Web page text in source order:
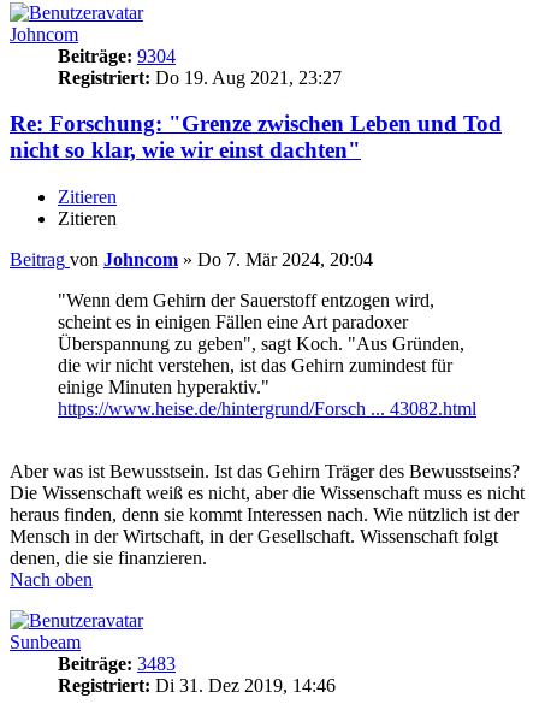
Johncom
Beiträge: 9304
Registriert: Do 19. Aug 2021, 23:27
Re: Forschung: "Grenze zwischen Leben und Tod
nicht so klar, wie wir einst dachten"​
Zitieren
Zitieren
Beitrag von Johncom » Do 7. Mär 2024, 20:04
"Wenn dem Gehirn der Sauerstoff entzogen wird,
scheint es in einigen Fällen eine Art paradoxer
Überspannung zu geben", sagt Koch. "Aus Gründen,
die wir nicht verstehen, ist das Gehirn zumindest für
einige Minuten hyperaktiv."
https://www.heise.de/hintergrund/Forsch ... 43082.html
Aber was ist Bewusstsein. Ist das Gehirn Träger des Bewusstseins?
Die Wissenschaft weiß es nicht, aber die Wissenschaft muss es nicht
heraus finden, denn sie kommt Interessen nach. Wie nützlich ist der
Mensch in der Wirtschaft, in der Gesellschaft. Wissenschaft folgt
denen, die sie finanzieren.
Nach oben
Sunbeam
Beiträge: 3483
Registriert: Di 31. Dez 2019, 14:46